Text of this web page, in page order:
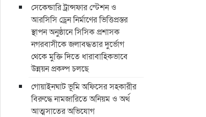
সেকেন্ডারি ট্রান্সফার স্টেশন ও
আরসিসি ড্রেন নির্মাণের ভিত্তিপ্রস্তর
স্থাপন অনুষ্ঠানে সিসিক প্রশাসক
নগরবাসীকে জলাবদ্ধতার দুর্ভোগ
থেকে মুক্তি দিতে ধারাবাহিকভাবে
উন্নয়ন প্রকল্প চলছে
গোয়াইনঘাট ভূমি অফিসের সহকারীর
বিরুদ্ধে নামজারিতে অনিয়ম ও অর্থ
আত্মসাতের অভিযোগ